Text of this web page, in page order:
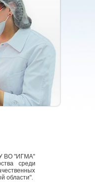
ВО "ИГМА"
среди
области".